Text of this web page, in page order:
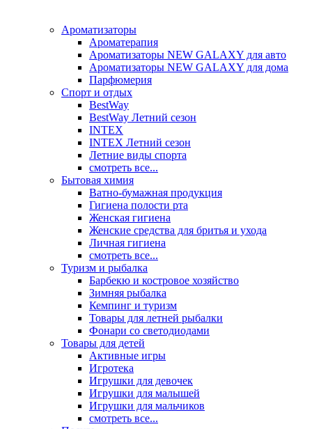
Ароматизаторы
Ароматерапия
Ароматизаторы NEW GALAXY для авто
Ароматизаторы NEW GALAXY для дома
Парфюмерия
Спорт и отдых
BestWay
BestWay Летний сезон
INTEX
INTEX Летний сезон
Летние виды спорта
смотреть все...
Бытовая химия
Ватно-бумажная продукция
Гигиена полости рта
Женская гигиена
Женские средства для бритья и ухода
Личная гигиена
смотреть все...
Туризм и рыбалка
Барбекю и костровое хозяйство
Зимняя рыбалка
Кемпинг и туризм
Товары для летней рыбалки
Фонари со светодиодами
Товары для детей
Активные игры
Игротека
Игрушки для девочек
Игрушки для малышей
Игрушки для мальчиков
смотреть все...